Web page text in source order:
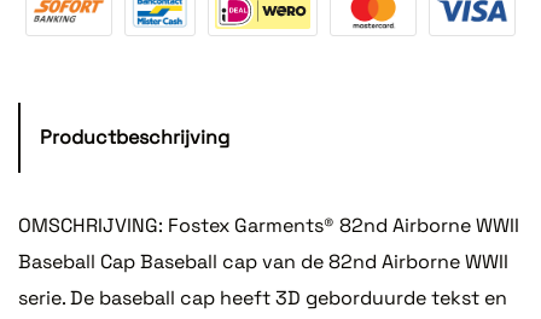
Productbeschrijving
OMSCHRIJVING: Fostex Garments® 82nd Airborne WWII
Baseball Cap Baseball cap van de 82nd Airborne WWII
serie. De baseball cap heeft 3D geborduurde tekst en